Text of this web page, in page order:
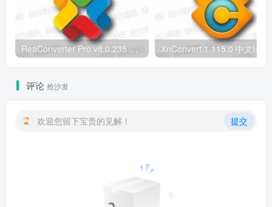
ReaConverter Pro v8.0.235 便携版 – 批量图片转换处理工具
评论 抢沙发
欢迎您留下宝贵的见解！ 提交